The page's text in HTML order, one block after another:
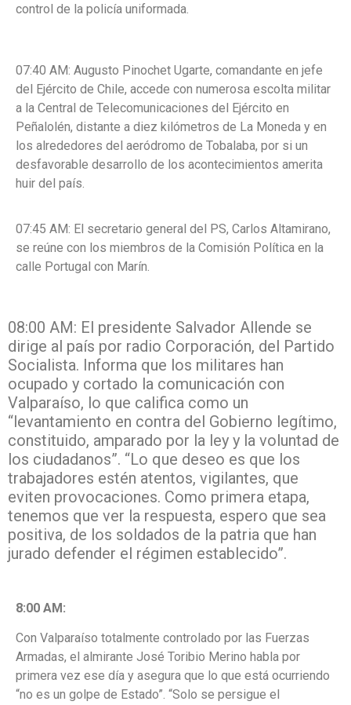
control de la policía uniformada.
07:40 AM: Augusto Pinochet Ugarte, comandante en jefe
del Ejército de Chile, accede con numerosa escolta militar
a la Central de Telecomunicaciones del Ejército en
Peñalolén, distante a diez kilómetros de La Moneda y en
los alrededores del aeródromo de Tobalaba, por si un
desfavorable desarrollo de los acontecimientos amerita
huir del país.
07:45 AM: El secretario general del PS, Carlos Altamirano,
se reúne con los miembros de la Comisión Política en la
calle Portugal con Marín.
08:00 AM: El presidente Salvador Allende se
dirige al país por radio Corporación, del Partido
Socialista. Informa que los militares han
ocupado y cortado la comunicación con
Valparaíso, lo que califica como un
“levantamiento en contra del Gobierno legítimo,
constituido, amparado por la ley y la voluntad de
los ciudadanos”. “Lo que deseo es que los
trabajadores estén atentos, vigilantes, que
eviten provocaciones. Como primera etapa,
tenemos que ver la respuesta, espero que sea
positiva, de los soldados de la patria que han
jurado defender el régimen establecido”.
8:00 AM:
Con Valparaíso totalmente controlado por las Fuerzas
Armadas, el almirante José Toribio Merino habla por
primera vez ese día y asegura que lo que está ocurriendo
“no es un golpe de Estado”. “Solo se persigue el